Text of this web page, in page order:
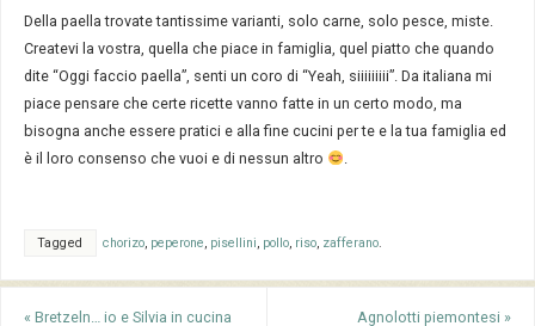
Della paella trovate tantissime varianti, solo carne, solo pesce, miste.
Createvi la vostra, quella che piace in famiglia, quel piatto che quando
dite “Oggi faccio paella”, senti un coro di “Yeah, siiiiiiiii”. Da italiana mi
piace pensare che certe ricette vanno fatte in un certo modo, ma
bisogna anche essere pratici e alla fine cucini per te e la tua famiglia ed
è il loro consenso che vuoi e di nessun altro
.
Tagged chorizo, peperone, pisellini, pollo, riso, zafferano.
« Bretzeln… io e Silvia in cucina Agnolotti piemontesi »